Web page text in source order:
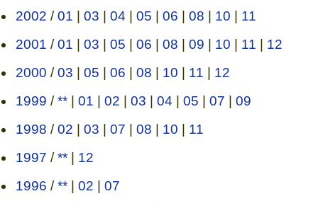
2002 /01 | 03 | 04 | 05 | 06 | 08 | 10 | 11
2001 /01 | 03 | 05 | 06 | 08 | 09 | 10 | 11 | 12
2000 /03 | 05 | 06 | 08 | 10 | 11 | 12
1999 /**| 01 | 02 | 03 | 04 | 05 | 07 | 09
1998 /02 | 03 | 07 | 08 | 10 | 11
1997 /**| 12
1996 /**| 02 | 07